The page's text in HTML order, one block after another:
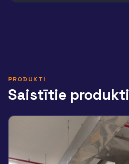
PRODUKTI
Saistītie produkti